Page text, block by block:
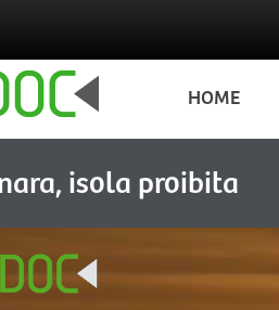
HOME
isola proibita